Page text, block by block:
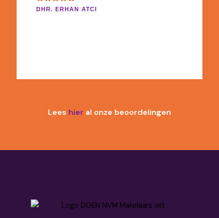
DHR. ERHAN ATCI
Lees hier al onze beoordelingen